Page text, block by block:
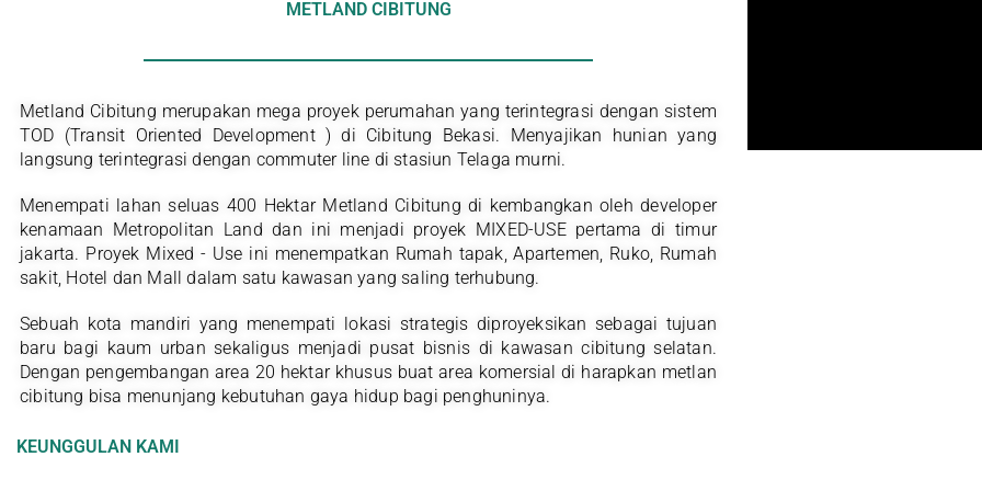
METLAND CIBITUNG
Metland Cibitung merupakan mega proyek perumahan yang terintegrasi dengan sistem
TOD (Transit Oriented Development ) di Cibitung Bekasi. Menyajikan hunian yang
langsung terintegrasi dengan commuter line di stasiun Telaga murni.
Menempati lahan seluas 400 Hektar Metland Cibitung di kembangkan oleh developer
kenamaan Metropolitan Land dan ini menjadi proyek MIXED-USE pertama di timur
jakarta. Proyek Mixed - Use ini menempatkan Rumah tapak, Apartemen, Ruko, Rumah
sakit, Hotel dan Mall dalam satu kawasan yang saling terhubung.
Sebuah kota mandiri yang menempati lokasi strategis diproyeksikan sebagai tujuan
baru bagi kaum urban sekaligus menjadi pusat bisnis di kawasan cibitung selatan.
Dengan pengembangan area 20 hektar khusus buat area komersial di harapkan metlan
cibitung bisa menunjang kebutuhan gaya hidup bagi penghuninya.
KEUNGGULAN KAMI